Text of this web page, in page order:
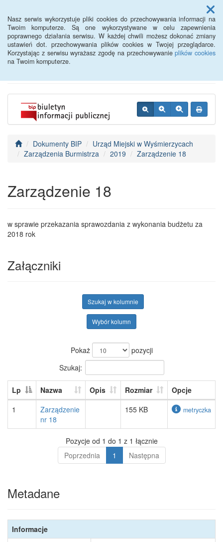
Nasz serwis wykorzystuje pliki cookies do przechowywania informacji na
Twoim komputerze. Są one wykorzystywane w celu zapewnienia
poprawnego działania serwisu. W każdej chwili możesz dokonać zmiany
ustawień dot. przechowywania plików cookies w Twojej przeglądarce.
Korzystając z serwisu wyrażasz zgodę na przechowywanieplików cookies
na Twoim komputerze.
Menu
BIP - Urząd Miejski
Wyśmierzyce
Dokumenty BIP
Urząd Miejski w Wyśmierzycach
Zarządzenia Burmistrza
2019 Zarządzenie 18
Zarządzenie 18
w sprawie przekazania sprawozdania z wykonania budżetu za
2018 rok
Załączniki
Szukaj w kolumnie
Wybór kolumn
Pokaż
pozycji
Szukaj:
Lp Nazwa Opis Rozmiar
Opcje
1
Zarządzenie
nr 18
155 KB metryczka
Pozycje od 1 do 1 z 1 łącznie
Poprzednia
1 Następna
Metadane
Informacje